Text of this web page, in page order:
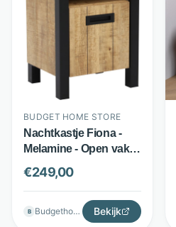
BUDGET HOME STORE
Nachtkastje Fiona -
Melamine - Open vak
en linksdraaiende deur
- Mango - Budget
Home Store
€249,00
B Budgethomestore Bekijk